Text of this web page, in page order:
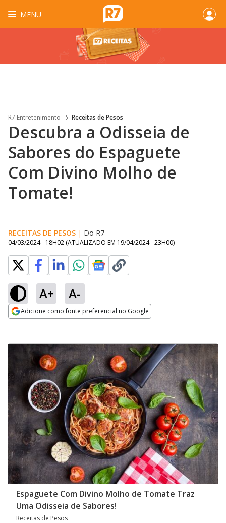
MENU
R7 Entretenimento Receitas de Pesos
Descubra a Odisseia de
Sabores do Espaguete
Com Divino Molho de
Tomate!
RECEITAS DE PESOS | Do R7
04/03/2024 - 18H02 (ATUALIZADO EM 19/04/2024 - 23H00)
A+ A-
Adicione como fonte preferencial no Google
Espaguete Com Divino Molho de Tomate Traz
Uma Odisseia de Sabores!
Receitas de Pesos